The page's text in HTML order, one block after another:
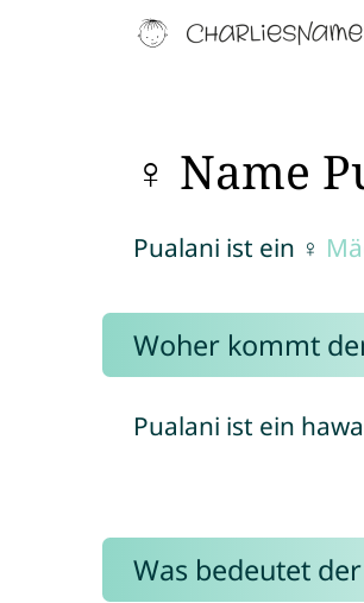
♀ Name
Pualani ist ein ♀
Woher kommt
Pualani ist ein
Was bedeutet